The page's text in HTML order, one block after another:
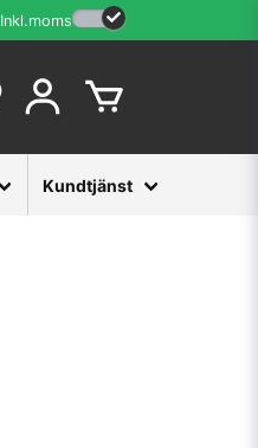
Inkl.moms
Kundtjänst